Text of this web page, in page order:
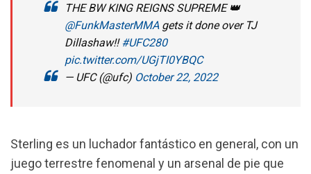
THE BW KING REIGNS SUPREME 👑
@FunkMasterMMA gets it done over TJ
Dillashaw!!#UFC280
pic.twitter.com/UGjTI0YBQC
— UFC (@ufc) October 22, 2022
Sterling es un luchador fantástico en general, con un
juego terrestre fenomenal y un arsenal de pie que